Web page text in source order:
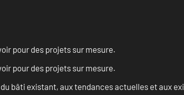
pour des projets sur mesure.
pour des projets sur mesure.
bâti existant, aux tendances actuelles et aux